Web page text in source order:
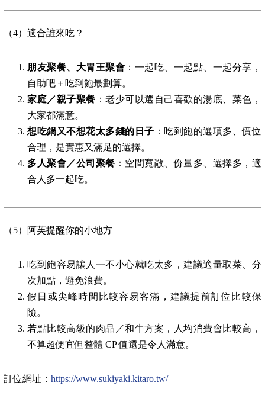
（4）適合誰來吃？
朋友聚餐、大胃王聚會 ：一起吃、一起點、一起分享，
自助吧＋吃到飽最劃算。
家庭／親子聚餐 ：老少可以選自己喜歡的湯底、菜色，
大家都滿意。
想吃鍋又不想花太多錢的日子 ：吃到飽的選項多、價位
合理，是實惠又滿足的選擇。
多人聚會／公司聚餐 ：空間寬敞、份量多、選擇多，適
合人多一起吃。
（5）阿芙提醒你的小地方
吃到飽容易讓人一不小心就吃太多，建議適量取菜、分
次加點，避免浪費。
假日或尖峰時間比較容易客滿，建議提前訂位比較保
險。
若點比較高級的肉品／和牛方案，人均消費會比較高，
不算超便宜但整體 CP 值還是令人滿意。
訂位網址： https://www.sukiyaki.kitaro.tw/